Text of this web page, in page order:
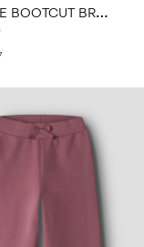
V
ISCOSE BOOTCUT BROEK